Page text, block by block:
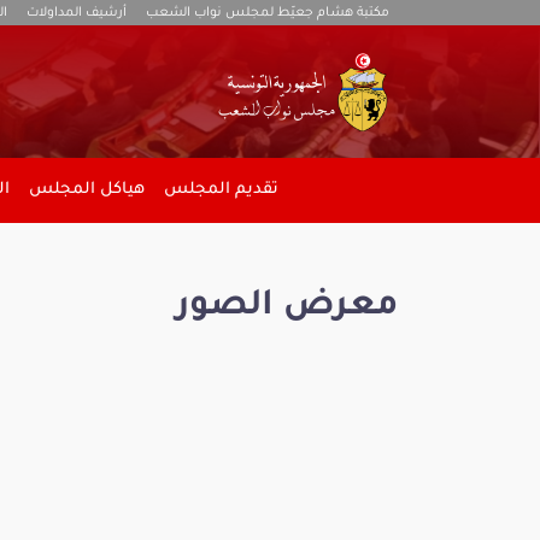
مكتبة هشام جعيّط لمجلس نواب الشعب أرشيف المداولات
تقديم المجلس هياكل المجلس
معرض الصور